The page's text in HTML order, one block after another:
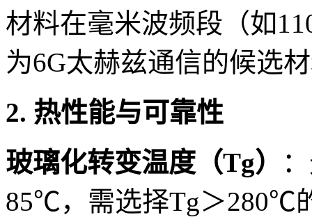
材料在毫米波频段（如
为6G太赫兹通信的候选
2. 热性能与可靠性
玻璃化转变温度（Tg）
85℃，需选择Tg＞280℃